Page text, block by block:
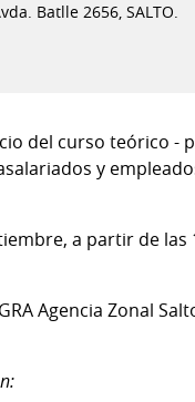
Batlle 2656, SALTO.
del curso teórico -
y
a partir de
Agencia Zonal